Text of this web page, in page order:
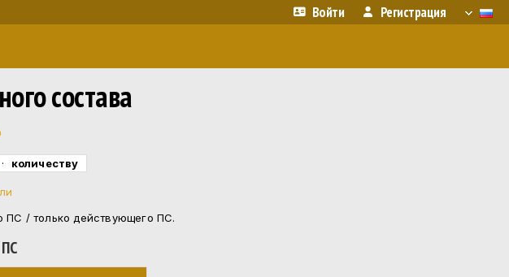
Войти Регистрация
состава
· количеству
ПС / только действующего ПС.